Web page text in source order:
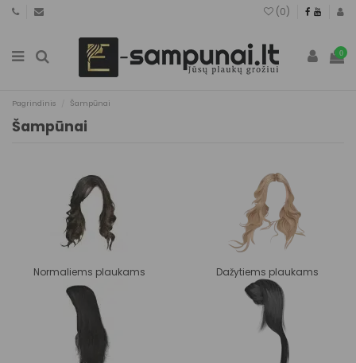
(0)
0
Pagrindinis Šampūnai
Šampūnai
Normaliems plaukams Dažytiems plaukams